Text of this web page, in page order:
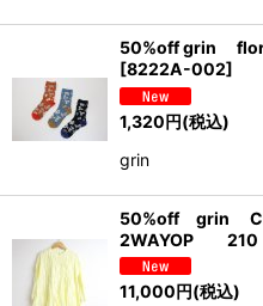
50%off grin
[8222A-002]
1,320円(税込)
grin
50%off grin CL
2WAYOP 210
11,000円(税込)